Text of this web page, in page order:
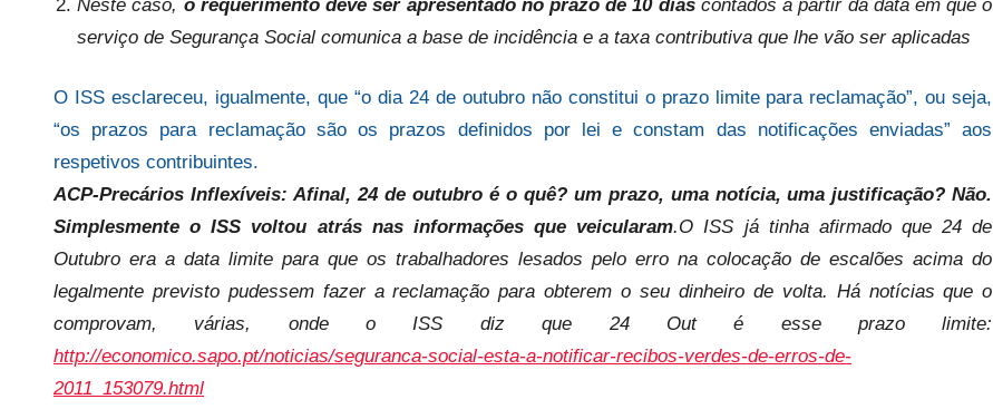
Neste caso, o requerimento deve ser apresentado no prazo de 10 diascontados a partir da data em que o
serviço de Segurança Social comunica a base de incidência e a taxa contributiva que lhe vão ser aplicadas
O ISS esclareceu, igualmente, que “o dia 24 de outubro não constitui o prazo limite para reclamação”, ou seja,
“os prazos para reclamação são os prazos definidos por lei e constam das notificações enviadas” aos
respetivos contribuintes.
ACP-Precários Inflexíveis: Afinal, 24 de outubro é o quê? um prazo, uma notícia, uma justificação? Não.
Simplesmente o ISS voltou atrás nas informações que veicularam.O ISS já tinha afirmado que 24 de
Outubro era a data limite para que os trabalhadores lesados pelo erro na colocação de escalões acima do
legalmente previsto pudessem fazer a reclamação para obterem o seu dinheiro de volta. Há notícias que o
comprovam, várias, onde o ISS diz que 24 Out é esse prazo limite:
http://economico.sapo.pt/noticias/seguranca-social-esta-a-notificar-recibos-verdes-de-erros-de-
2011_153079.html